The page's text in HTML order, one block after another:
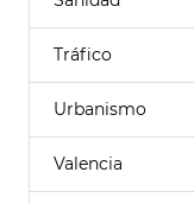
Tráfico
Urbanismo
Valencia